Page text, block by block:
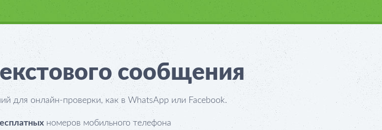
сообщения
для онлайн-проверки, как в WhatsApp или Facebook.
номеров мобильного телефона